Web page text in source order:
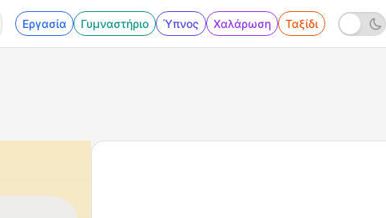
Εργασία Γυμναστήριο Ύπνος Χαλάρωση Ταξίδι